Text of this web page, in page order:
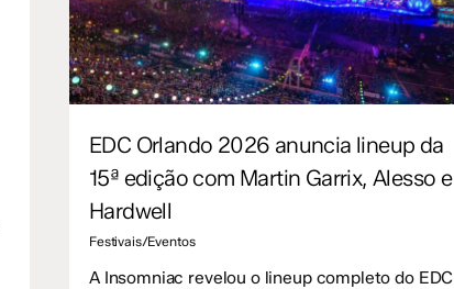
EDC Orlando 2026 anuncia lineup da
15ª edição com Martin Garrix, Alesso e
Hardwell
Festivais/Eventos
A Insomniac revelou o lineup completo do EDC